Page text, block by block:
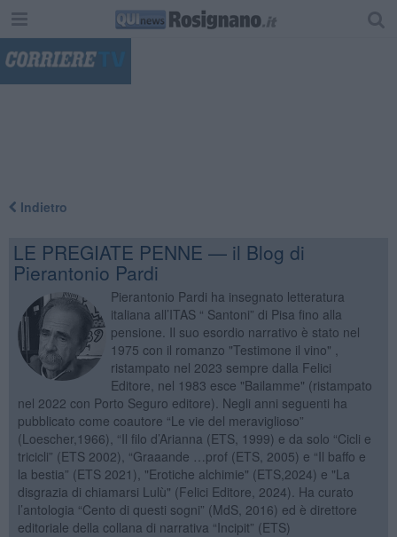
Indietro
LE PREGIATE PENNE — il Blog di
Pierantonio Pardi
Pierantonio Pardi ha insegnato letteratura
italiana all’ITAS “ Santoni” di Pisa fino alla
pensione. Il suo esordio narrativo è stato nel
1975 con il romanzo "Testimone il vino" ,
ristampato nel 2023 sempre dalla Felici
Editore, nel 1983 esce "Bailamme" (ristampato
nel 2022 con Porto Seguro editore). Negli anni seguenti ha
pubblicato come coautore “Le vie del meraviglioso”
(Loescher,1966), “Il filo d’Arianna (ETS, 1999) e da solo “Cicli e
tricicli” (ETS 2002), “Graaande …prof (ETS, 2005) e “Il baffo e
la bestia” (ETS 2021), "Erotiche alchimie" (ETS,2024) e "La
disgrazia di chiamarsi Lulù" (Felici Editore, 2024). Ha curato
l’antologia “Cento di questi sogni” (MdS, 2016) ed è direttore
editoriale della collana di narrativa “Incipit” (ETS)